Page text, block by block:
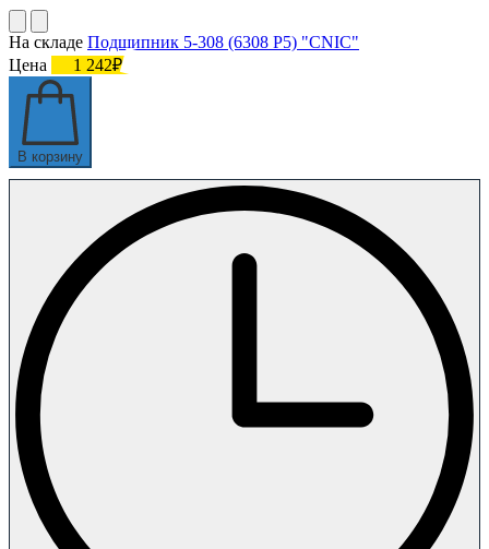
На складе Подшипник 5-308 (6308 P5) "CNIC"
Цена
1 242₽
В корзину